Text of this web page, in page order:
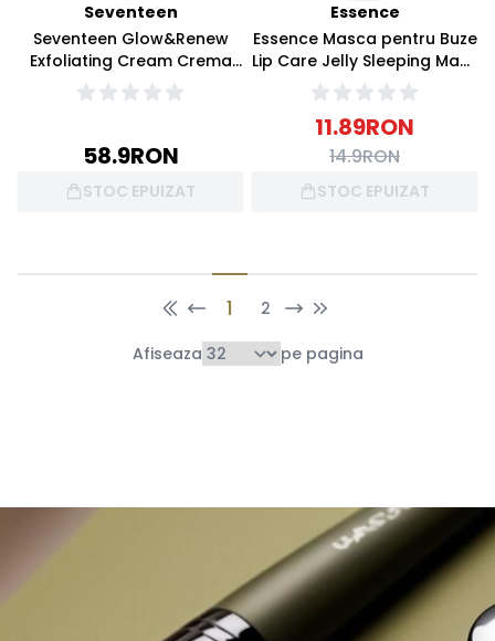
Seventeen
Seventeen Glow&Renew
Exfoliating Cream Crema
exfolianta fata 75ml
58.9RON
STOC EPUIZAT
Essence
Essence Masca pentru Buze
Lip Care Jelly Sleeping Mask
02 Milkshake 8g
11.89RON
14.9RON
STOC EPUIZAT
1 2
Afiseaza pe pagina